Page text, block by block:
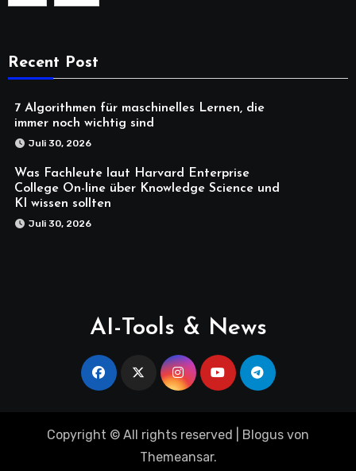
Recent Post
7 Algorithmen für maschinelles Lernen, die
immer noch wichtig sind
Juli 30, 2026
Was Fachleute laut Harvard Enterprise
College On-line über Knowledge Science und
KI wissen sollten
Juli 30, 2026
AI-Tools & News
Copyright © All rights reserved Blogus von
Themeansar.